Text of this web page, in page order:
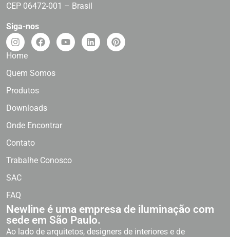
CEP 06472-001 – Brasil
Siga-nos
Home
Quem Somos
Produtos
Downloads
Onde Encontrar
Contato
Trabalhe Conosco
SAC
FAQ
Newline é uma empresa de iluminação com
sede em São Paulo.
Ao lado de arquitetos, designers de interiores e de